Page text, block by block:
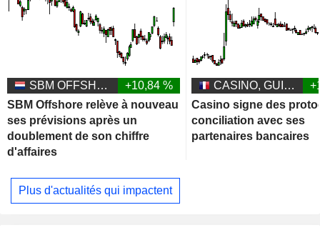
SBM OFFSHORE N.V.
+10,84 %
SBM Offshore relève à nouveau
ses prévisions après un
doublement de son chiffre
d'affaires
CASINO, GUICHARD-PERRACHON SA
Casino signe des
conciliation avec ses
partenaires bancaires
Plus d'actualités qui impactent